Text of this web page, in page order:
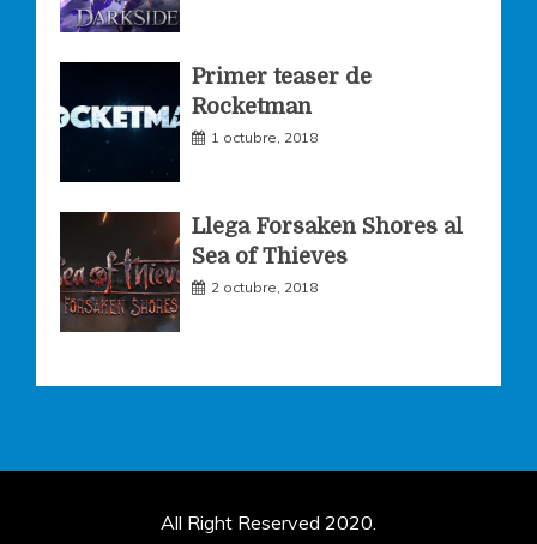
Primer teaser de
Rocketman
1 octubre, 2018
Llega Forsaken Shores al
Sea of Thieves
2 octubre, 2018
All Right Reserved 2020.